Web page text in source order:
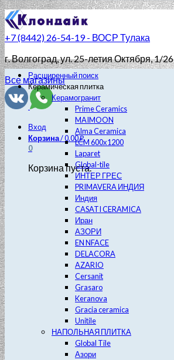
+7 (8442) 26-54-19 - ВОСР Тулака
г. Волгоград, ул. 25-летия Октября, 1/26
Все магазины
Вход
Корзина/0.00₽
0
Корзина пуста.
Расширенный поиск
Керамическая плитка
Керамогранит
Prime Ceramics
MAIMOON
Alma Ceramica
LCM 600х1200
Laparet
Global-tile
ИНТЕР ГРЕС
PRIMAVERA ИНДИЯ
Индия
CASATI CERAMICA
Иран
АЗОРИ
EN NFACE
DELACORA
AZARIO
Cersanit
Grasaro
Keranova
Gracia ceramica
Unitile
НАПОЛЬНАЯ ПЛИТКА
Global Tile
Азори